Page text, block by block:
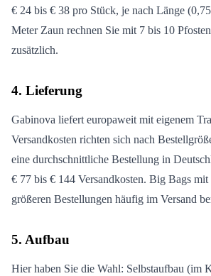
€ 24 bis € 38 pro Stück, je nach Länge
Meter Zaun rechnen Sie mit 7 bis 10
zusätzlich.
4. Lieferung
Gabinova liefert europaweit mit eigenem
Versandkosten richten sich nach
eine durchschnittliche Bestellung in
€ 77 bis € 144 Versandkosten. Big Bags mit
größeren Bestellungen häufig im Versand
5. Aufbau
Hier haben Sie die Wahl: Selbstaufbau (im